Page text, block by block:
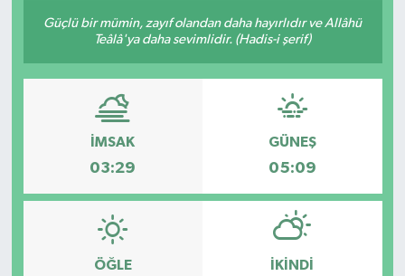
Güçlü bir mümin, zayıf olandan daha hayırlıdır ve Allâhü
Teâlâ'ya daha sevimlidir. (Hadis-i şerif)
İMSAK
03:29
GÜNEŞ
05:09
ÖĞLE İKINDI
Güncel
Kültür & Sanat
Magazin
Resmi İlan
Sağlık & Yaşam
Siyaset